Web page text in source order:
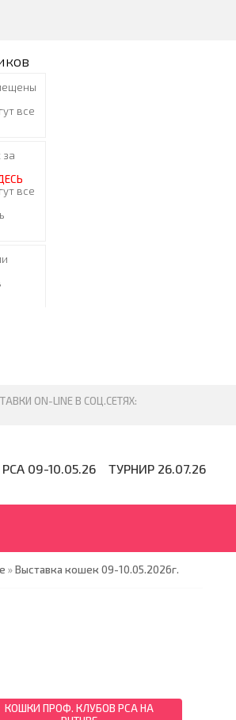
09-10.05.26 ТУРНИР 26.07.26
»Выставка кошек 09-10.05.2026г.
КОШКИ ПРОФ. КЛУБОВ PCA НА